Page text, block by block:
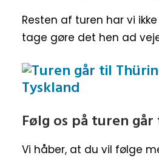
Resten af turen har vi
tage gøre det hen ad
Følg os på turen
Vi håber, at du vil følge